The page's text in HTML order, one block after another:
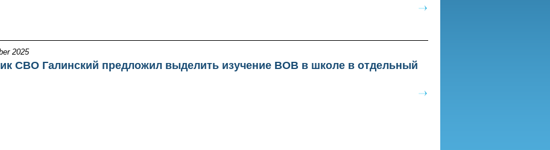
2025
СВО Галинский предложил выделить изучение ВОВ в школе в отдельный